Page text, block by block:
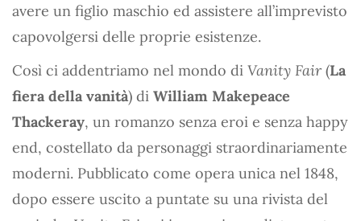
avere un figlio maschio ed assistere all’imprevisto
capovolgersi delle proprie esistenze.
Così ci addentriamo nel mondo di Vanity Fair (La
fiera della vanità) di William Makepeace
Thackeray, un romanzo senza eroi e senza happy
end, costellato da personaggi straordinariamente
moderni. Pubblicato come opera unica nel 1848,
dopo essere uscito a puntate su una rivista del